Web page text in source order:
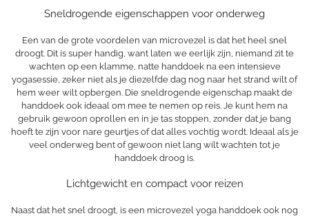
Sneldrogende eigenschappen voor onderweg
Een van de grote voordelen van microvezel is dat het heel snel
droogt. Dit is super handig, want laten we eerlijk zijn, niemand zit te
wachten op een klamme, natte handdoek na een intensieve
yogasessie, zeker niet als je diezelfde dag nog naar het strand wilt of
hem weer wilt opbergen. Die sneldrogende eigenschap maakt de
handdoek ook ideaal om mee te nemen op reis. Je kunt hem na
gebruik gewoon oprollen en in je tas stoppen, zonder dat je bang
hoeft te zijn voor nare geurtjes of dat alles vochtig wordt. Ideaal als je
veel onderweg bent of gewoon niet lang wilt wachten tot je
handdoek droog is.
Lichtgewicht en compact voor reizen
Naast dat het snel droogt, is een microvezel yoga handdoek ook nog